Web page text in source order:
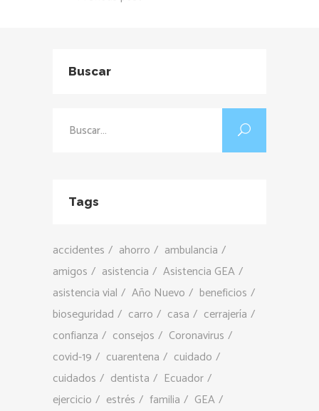
Buscar
Tags
accidentes ahorro
ambulancia
amigos
asistencia
Asistencia GEA
asistencia vial
Año Nuevo
beneficios
bioseguridad
carro casa
cerrajería
confianza
consejos
Coronavirus
covid-19
cuarentena
cuidado
cuidados
dentista
Ecuador
ejercicio
estrés familia
GEA